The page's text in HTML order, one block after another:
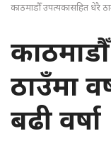
काठमाडौँ उपत्यकासहित धेरै
ठाउँमा
बढी वर्षा